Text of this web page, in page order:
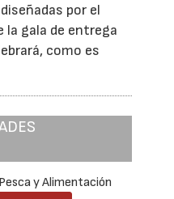
por el
la gala de entrega
como es
y Alimentación